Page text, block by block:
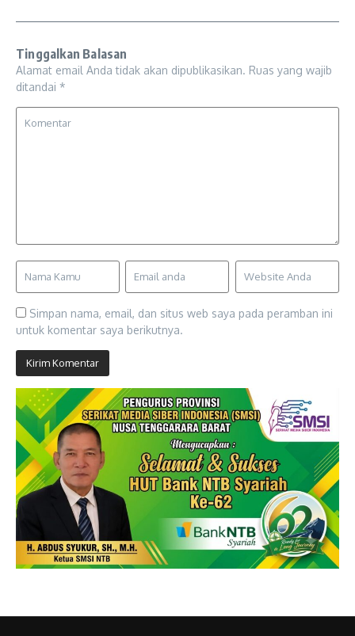
Tinggalkan Balasan
Alamat email Anda tidak akan dipublikasikan. Ruas yang wajib
ditandai *
Simpan nama, email, dan situs web saya pada peramban ini
untuk komentar saya berikutnya.